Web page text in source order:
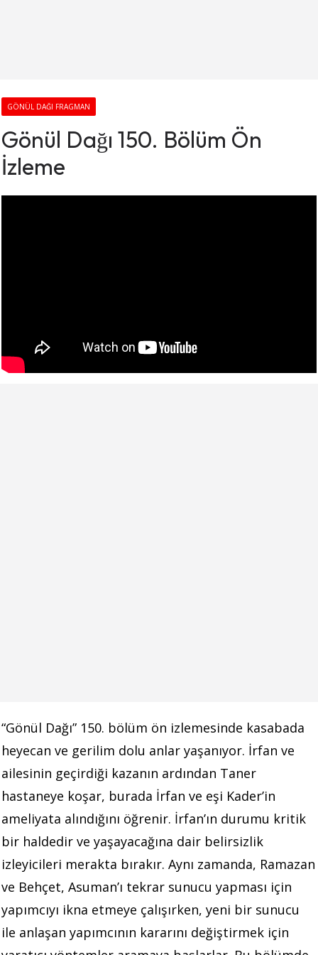
GÖNÜL DAĞI FRAGMAN
Gönül Dağı 150. Bölüm Ön
İzleme
“Gönül Dağı” 150. bölüm ön izlemesinde kasabada
heyecan ve gerilim dolu anlar yaşanıyor. İrfan ve
ailesinin geçirdiği kazanın ardından Taner
hastaneye koşar, burada İrfan ve eşi Kader’in
ameliyata alındığını öğrenir. İrfan’ın durumu kritik
bir haldedir ve yaşayacağına dair belirsizlik
izleyicileri merakta bırakır. Aynı zamanda, Ramazan
ve Behçet, Asuman’ı tekrar sunucu yapması için
yapımcıyı ikna etmeye çalışırken, yeni bir sunucu
ile anlaşan yapımcının kararını değiştirmek için